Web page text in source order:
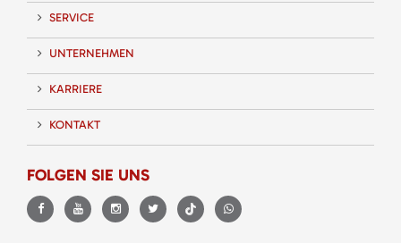
SERVICE
UNTERNEHMEN
KARRIERE
KONTAKT
FOLGEN SIE UNS